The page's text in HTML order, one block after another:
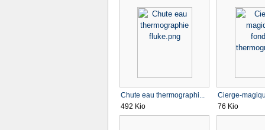
Chute eau thermographi...
492 Kio
Cierge-
76 Kio